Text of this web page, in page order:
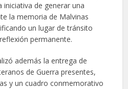
de generar una
la memoria de Malvinas
un lugar de tránsito
permanente.
además la entrega de
de Guerra presentes,
y un cuadro conmemorativo